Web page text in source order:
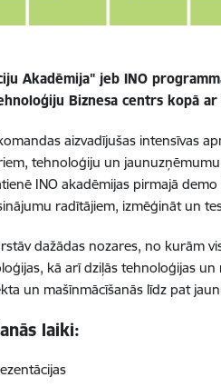
Akadēmija" jeb INO
Biznesa centrs kopā
aizvadījušas intensīvas
tehnoloģiju un
INO akadēmijas pirmajā
radītājiem, izmēģināt un
dažādas nozares, no kurām
kā arī dziļās tehnoloģijas
un mašīnmācīšanās līdz pat
laiki: